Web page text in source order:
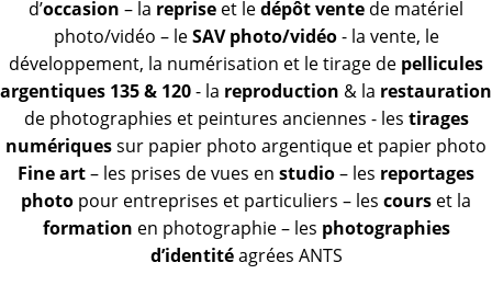
d’occasion – la reprise et ledépôt vente de matériel
photo/vidéo – leSAV photo/vidéo- la vente, le
développement, la numérisation et le tirage de pellicules
argentiques 135 & 120- la reproduction & la restauration
de photographies et peintures anciennes - les tirages
numériquessur papier photo argentique et papier photo
Fine art– les prises de vues en studio– les reportages
photo pour entreprises et particuliers – les cours et la
formation en photographie – les photographies
d’identitéagrées ANTS